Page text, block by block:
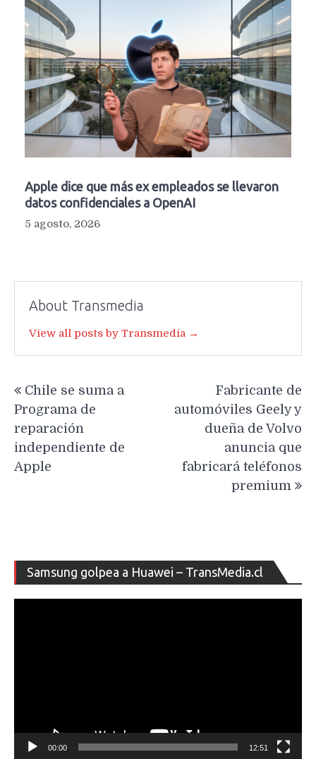
Apple dice que más ex empleados se llevaron
datos confidenciales a OpenAI
5 agosto, 2026
About Transmedia
View all posts by Transmedia →
de
entradas
Chile se suma a
Programa de
reparación
independiente de
Apple
Fabricante de
automóviles Geely y
dueña de Volvo
anuncia que
fabricará teléfonos
premium
Samsung golpea a Huawei – TransMedia.cl
de
00:00 12:51